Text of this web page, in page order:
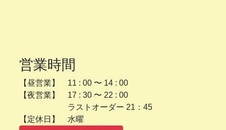
営業時間
【昼営業】 11 : 00 〜 14 : 00
【夜営業】 17 : 30 〜 22 : 00
ラストオーダー 21：45
【定休日】 水曜